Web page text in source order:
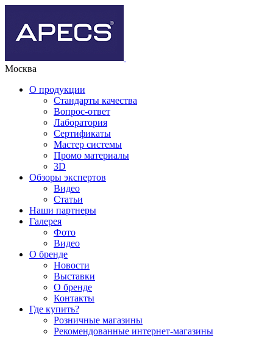
Москва
О продукции
Стандарты качества
Вопрос-ответ
Лаборатория
Сертификаты
Мастер системы
Промо материалы
3D
Обзоры экспертов
Видео
Статьи
Наши партнеры
Галерея
Фото
Видео
О бренде
Новости
Выставки
О бренде
Контакты
Где купить?
Розничные магазины
Рекомендованные интернет-магазины